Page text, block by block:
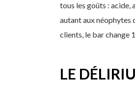
tous les goûts : acide,
autant aux néophytes
clients, le bar change
LE